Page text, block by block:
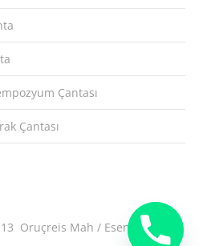
Çantası
Çantası
Oruçreis Mah / Esenler /